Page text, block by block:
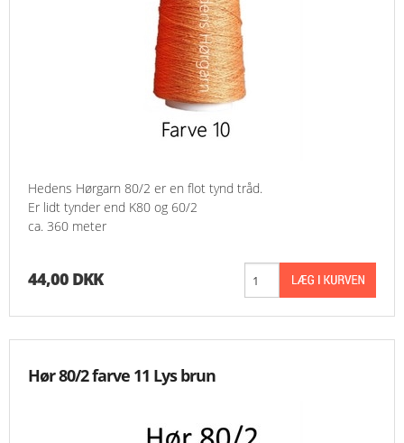
Hedens Hørgarn 80/2 er en flot tynd tråd.
Er lidt tynder end K80 og 60/2
ca. 360 meter
44,00 DKK
Hør 80/2 farve 11 Lys brun